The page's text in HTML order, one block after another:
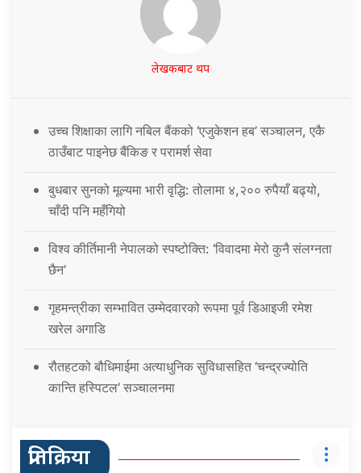
लेखकबाट थप
उच्च शिक्षाका लागि नबिल बैंकको ‘एजुकेशन हब’ सञ्चालन, एकै
ठाउँबाट पाइनेछ बैंकिङ र परामर्श सेवा
बुधबार सुनको मूल्यमा भारी वृद्धि: तोलामा ४,२०० रुपैयाँ बढ्यो,
चाँदी पनि महँगियो
विश्व कीर्तिमानी नेपालको स्पष्टोक्ति: ‘विवादमा मेरो कुनै संलग्नता
छैन’
गृहमन्त्रीका सम्भावित उम्मेदवारको रूपमा पूर्व डिआइजी रमेश
खरेल अगाडि
रौतहटको बौधिमाईमा अत्याधुनिक सुविधासहित ‘चन्द्रज्योति
कान्ति हस्पिटल’ सञ्चालनमा
प्रतिक्रिया